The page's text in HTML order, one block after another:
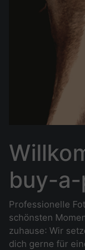
buy-
Professionelle
schönsten
zuhause: Wir
dich gerne für